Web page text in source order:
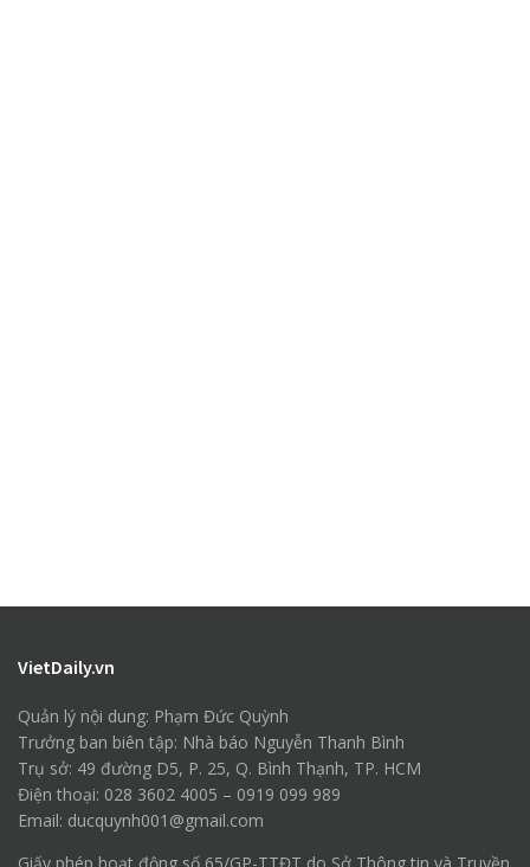
VietDaily.vn
Quản lý nội dung: Phạm Đức Quỳnh
Trưởng ban biên tập: Nhà báo Nguyễn Thanh Bình
Trụ sở: 49 đường D5, P. 25, Q. Bình Thạnh, TP. HCM
Điện thoại: 028 3602 4005 – 0919 099 989
Email: ducquynh001@gmail.com